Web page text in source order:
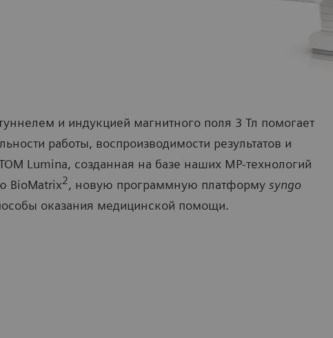
и индукцией магнитного поля 3 Тл помогает
работы, воспроизводимости результатов и
Lumina, созданная на базе наших МР-технологий
BioMatrix2, новую программную платформу syngo
оказания медицинской помощи.